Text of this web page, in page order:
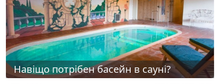
Навіщо потрібен басейн в сауні?